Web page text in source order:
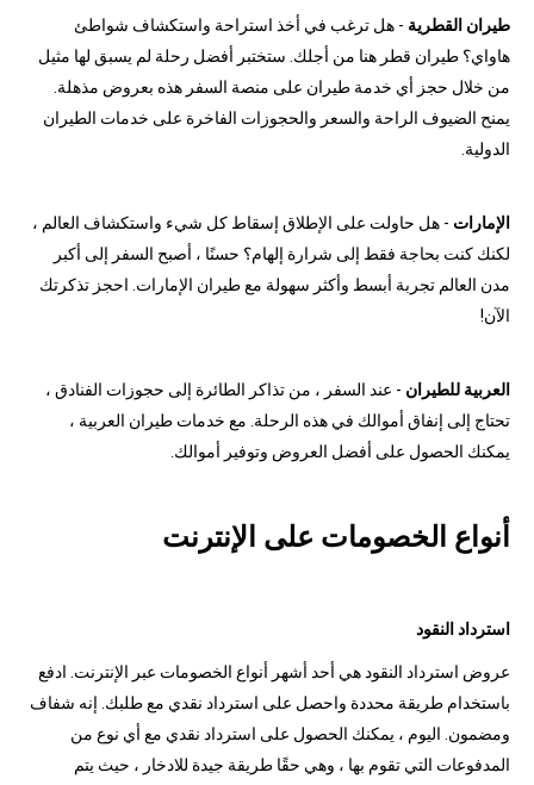
طيران القطرية - هل ترغب في أخذ استراحة واستكشاف شواطئ
هاواي؟ طيران قطر هنا من أجلك. ستختبر أفضل رحلة لم يسبق لها مثيل
من خلال حجز أي خدمة طيران على منصة السفر هذه بعروض مذهلة.
يمنح الضيوف الراحة والسعر والحجوزات الفاخرة على خدمات الطيران
الدولية.
الإمارات - هل حاولت على الإطلاق إسقاط كل شيء واستكشاف العالم ،
لكنك كنت بحاجة فقط إلى شرارة إلهام؟ حسنًا ، أصبح السفر إلى أكبر
مدن العالم تجربة أبسط وأكثر سهولة مع طيران الإمارات. احجز تذكرتك
الآن!
العربية للطيران - عند السفر ، من تذاكر الطائرة إلى حجوزات الفنادق ،
تحتاج إلى إنفاق أموالك في هذه الرحلة. مع خدمات طيران العربية ،
يمكنك الحصول على أفضل العروض وتوفير أموالك.
أنواع الخصومات على الإنترنت
استرداد النقود
عروض استرداد النقود هي أحد أشهر أنواع الخصومات عبر الإنترنت. ادفع
باستخدام طريقة محددة واحصل على استرداد نقدي مع طلبك. إنه شفاف
ومضمون. اليوم ، يمكنك الحصول على استرداد نقدي مع أي نوع من
المدفوعات التي تقوم بها ، وهي حقًا طريقة جيدة للادخار ، حيث يتم